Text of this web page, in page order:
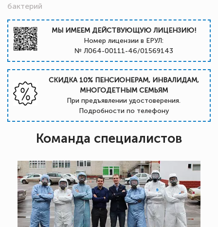
бактерий
МЫ ИМЕЕМ ДЕЙСТВУЮЩУЮ ЛИЦЕНЗИЮ!
Номер лицензии в ЕРУЛ:
№ Л064-00111-46/01569143
СКИДКА 10% ПЕНСИОНЕРАМ, ИНВАЛИДАМ,
МНОГОДЕТНЫМ СЕМЬЯМ
При предъявлении удостоверения.
Подробности по телефону
Команда специалистов